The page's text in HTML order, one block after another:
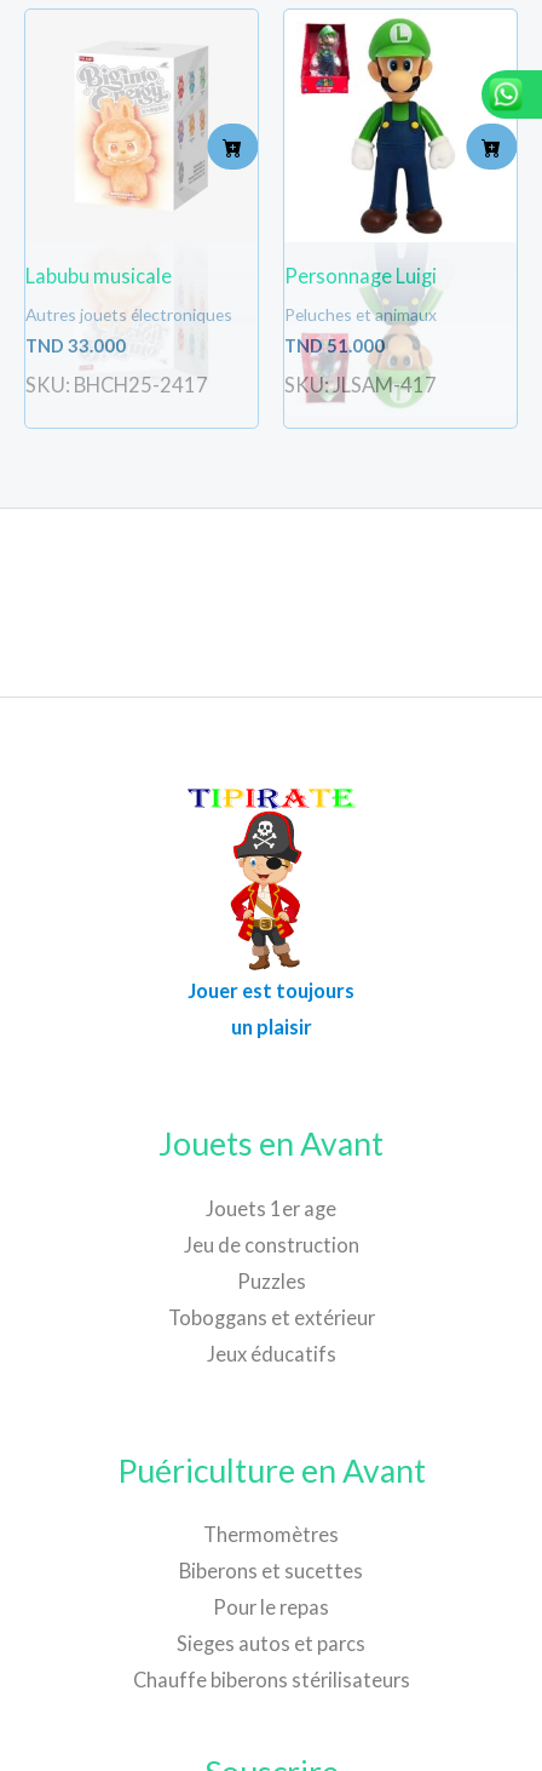
Labubu musicale
Autres jouets électroniques
TND 33.000
SKU: BHCH25-2417
Personnage Luigi
Peluches et animaux
TND51.000
SKU: JLSAM-417
Jouer est toujours
un plaisir
Jouets en Avant
Jouets 1er age
Jeu de construction
Puzzles
Toboggans et extérieur
Jeux éducatifs
Puériculture en Avant
Thermomètres
Biberons et sucettes
Pour le repas
Sieges autos et parcs
Chauffe biberons stérilisateurs